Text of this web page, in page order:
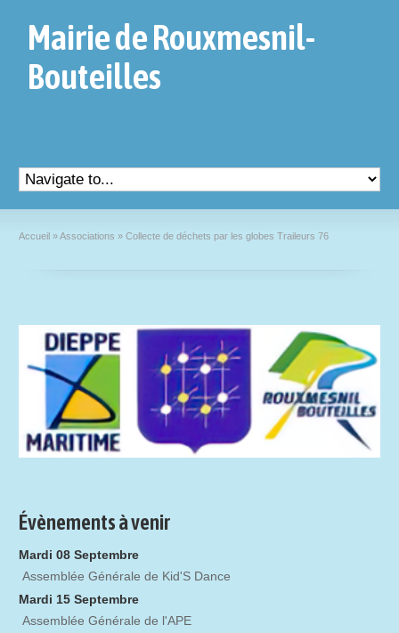
Mairie de Rouxmesnil-
Bouteilles
Accueil »Associations » Collecte de déchets par les globes Traileurs 76
Évènements à venir
Mardi 08 Septembre
Assemblée Générale de Kid'S Dance
Mardi 15 Septembre
Assemblée Générale de l'APE